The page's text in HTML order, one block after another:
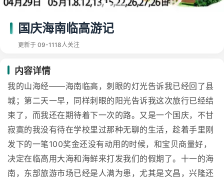
国庆海南临高游记
更新于 09-1118人关注
内容详情
我的山海经——海南临高，刺眼的灯光告诉我已经回了县
城；第二天一早，同样刺眼的阳光告诉我这次旅行已经结
束了，而我还在期待着下一次的路。又是一个国庆，不甘
寂寞的我没有待在学校里过那种无聊的生活，趁着手里刚
发下的一笔100奖金还没有动用的时候，和宝贝商量好，
决定在临高用大海和海鲜来打发我们的假期了。十一的海
南，东部旅游市场已经是人满为患，尤其是文昌，兴隆还